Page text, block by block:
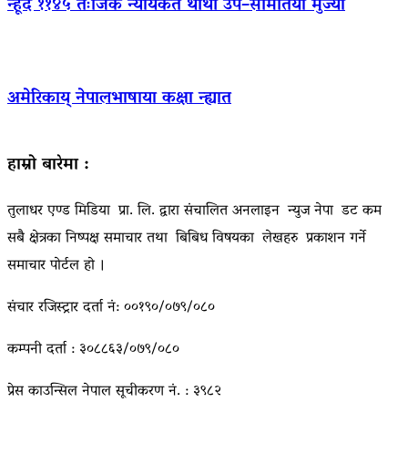
अमेरिकाय् नेपालभाषाया कक्षा न्ह्यात
हाम्रो बारेमा :
तुलाधर एण्ड मिडिया प्रा. लि. द्वारा संचालित अनलाइन न्युज नेपा डट कम
सबै क्षेत्रका निष्पक्ष समाचार तथा बिबिध विषयका लेखहरु प्रकाशन गर्ने
समाचार पोर्टल हो ।
संचार रजिस्ट्रार दर्ता नं: ००१९०/०७९/०८०
कम्पनी दर्ता : ३०८८६३/०७९/०८०
प्रेस काउन्सिल नेपाल सूचीकरण नं. : ३९८२